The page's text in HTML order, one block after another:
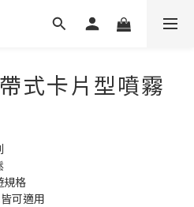
式卡片型噴霧
規格
可適用